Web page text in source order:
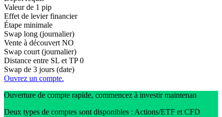
Valeur de 1 pip
Effet de levier financier
Étape minimale
Swap long (journalier)
Vente à découvert NO
Swap court (journalier)
Distance entre SL et TP 0
Swap de 3 jours (date)
Ouvrez un compte.
Ouverture de compte rapide, commencez à investir maintenan
Deux types de comptes sont disponibles : Actions/ETF et CFD